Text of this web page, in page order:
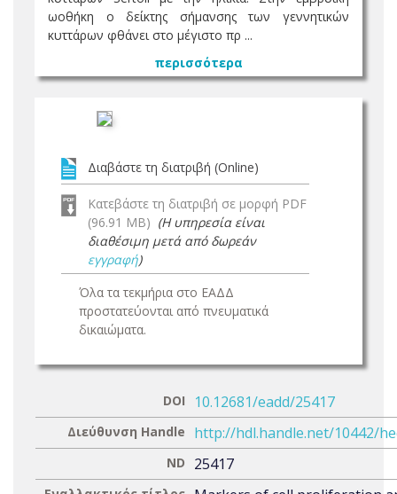
ωοθήκη ο δείκτης σήμανσης των γεννητικών
κυττάρων φθάνει στο μέγιστο πρ ...
περισσότερα
Διαβάστε τη διατριβή (Online)
Κατεβάστε τη διατριβή σε μορφή PDF
(96.91 MB) (Η υπηρεσία είναι
διαθέσιμη μετά από δωρεάν
εγγραφή)
Όλα τα τεκμήρια στο ΕΑΔΔ
προστατεύονται από πνευματικά
δικαιώματα.
DOI 10.12681/eadd/25417
Διεύθυνση Handle http://hdl.handle.net/10442/
ND 25417